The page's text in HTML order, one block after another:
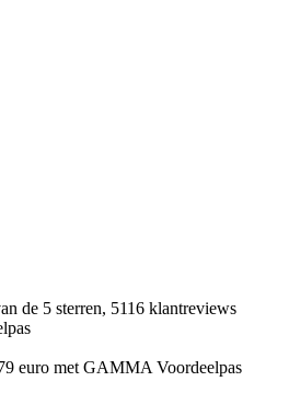
de 5 sterren, 5116 klantreviews
euro met GAMMA Voordeelpas